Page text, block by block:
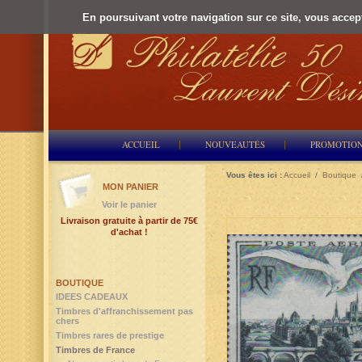
En poursuivant votre navigation sur ce site, vous
ACCUEIL NOUVEAUTÉS
Vous êtes ici :Accueil / Boutique
BOUTIQUE
IDEES CADEAUX
Timbres d'affranchissement pas
chers
Timbres rares de prestige
Timbres de France
MON PANIER
Voir le panier
Livraison gratuite à partir de 75€
d'achat !